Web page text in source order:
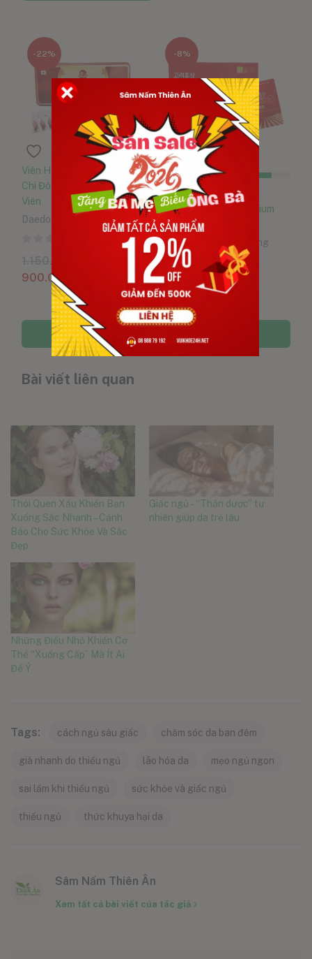
-22%
Viên Hồng Sâm Nhung Linh
Chi Đông Trùng Hạ Thảo 120
Viên
Daedong Korea Ginseng
900.000
Thêm vào giỏ hàng
-8%
Đã bán:8560 /10000
Nước Hồng Sâm Premium
Hàn Quốc Hộp 30 Gói
Daedong Korea Ginseng
0
1.800.000 VND
1.650.000
Bài viết liên quan
Thói Quen Xấu Khiến Bạn
Xuống Sắc Nhanh – Cảnh
Báo Cho Sức Khỏe Và Sắc
Đẹp
Giấc ngủ – “Thần dược” tự
nhiên giúp da trẻ lâu
Những Điều Nhỏ Khiến Cơ
Thể “Xuống Cấp” Mà Ít Ai
Để Ý
Tags: cách ngủ sâu giấc chăm sóc da ban đêm
già nhanh do thiếu ngủ lão hóa da mẹo ngủ ngon
sai lầm khi thiếu ngủ sức khỏe và giấc ngủ
thiếu ngủ thức khuya hại da
Sâm Nấm Thiên Ân
Xem tất cả bài viết của tác giả